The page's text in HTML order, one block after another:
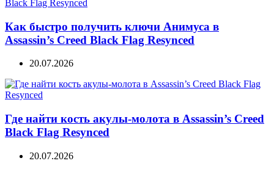
Как быстро получить ключи Анимуса в
Assassin’s Creed Black Flag Resynced
20.07.2026
Где найти кость акулы-молота в Assassin’s Creed
Black Flag Resynced
20.07.2026